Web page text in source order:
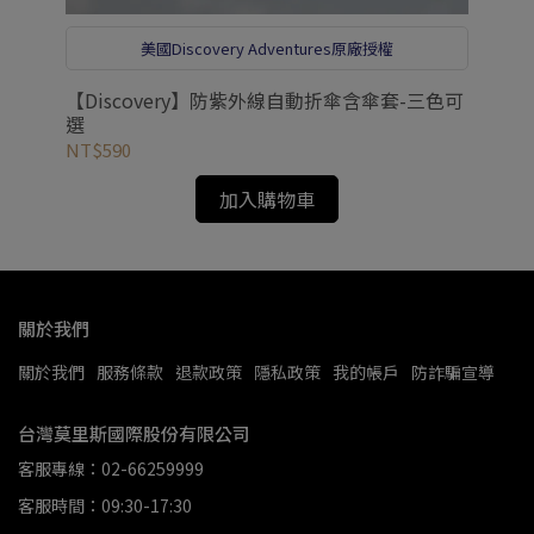
美國Discovery Adventures原廠授權
【Discovery】防紫外線自動折傘含傘套-三色可
選
NT$590
加入購物車
關於我們
關於我們 服務條款 退款政策 隱私政策 我的帳戶 防詐騙宣導
台灣莫里斯國際股份有限公司
客服專線：02-66259999
客服時間：09:30-17:30